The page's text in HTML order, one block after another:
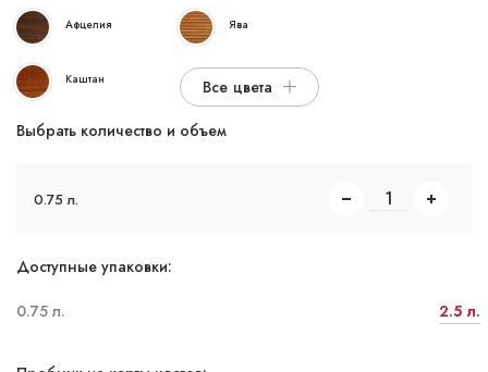
Афцелия Ява
Каштан
Все цвета
Выбрать количество и объем
0.75 л.
Доступные упаковки:
0.75 л. 2.5 л.